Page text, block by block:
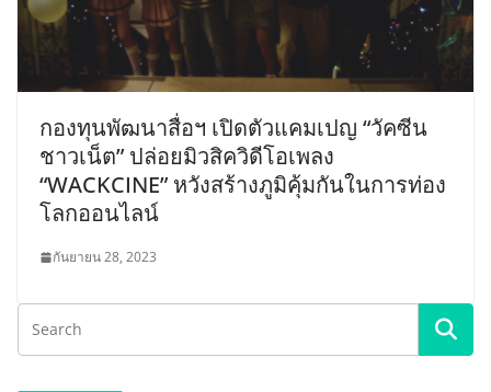
กองทุนพัฒนาสื่อฯ เปิดตัวแคมเปญ “วัคซีน
ชาวเน็ต” ปล่อยมิวสิควิดีโอเพลง
“WACKCINE” หวังสร้างภูมิคุ้มกันในการท่อง
โลกออนไลน์
กันยายน 28, 2023